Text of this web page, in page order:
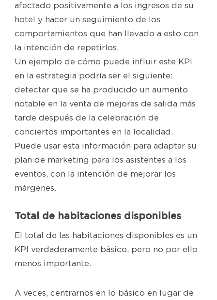
afectado positivamente a los ingresos de su
hotel y hacer un seguimiento de los
comportamientos que han llevado a esto con
la intención de repetirlos.
Un ejemplo de cómo puede influir este KPI
en la estrategia podría ser el siguiente:
detectar que se ha producido un aumento
notable en la venta de mejoras de salida más
tarde después de la celebración de
conciertos importantes en la localidad.
Puede usar esta información para adaptar su
plan de marketing para los asistentes a los
eventos, con la intención de mejorar los
márgenes.
Total de habitaciones disponibles
El total de las habitaciones disponibles es un
KPI verdaderamente básico, pero no por ello
menos importante.
A veces, centrarnos en lo básico en lugar de